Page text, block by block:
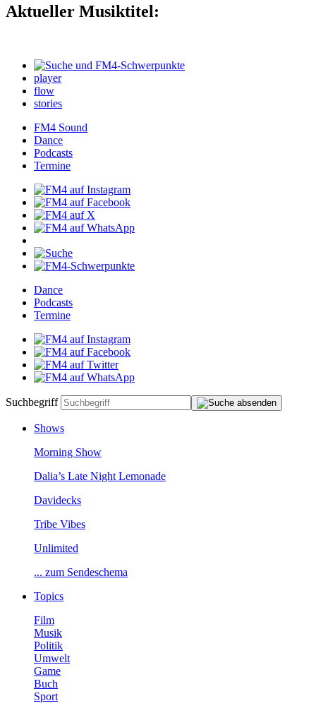
AktuellerMusiktitel:
player
flow
stories
FM4Sound
Dance
Podcasts
Termine
Dance
Podcasts
Termine
Suchbegriff
Shows
MorningShow
Dalia’sLateNightLemonade
Davidecks
TribeVibes
Unlimited
...zumSendeschema
Topics
Film
Musik
Politik
Umwelt
Game
Buch
Sport